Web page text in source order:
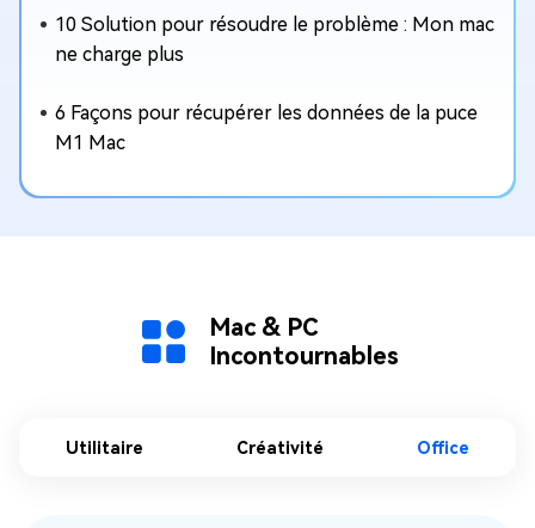
10 Solution pour résoudre le problème : Mon mac
ne charge plus
6 Façons pour récupérer les données de la puce
M1 Mac
Mac & PC
Incontournables
Utilitaire Créativité Office